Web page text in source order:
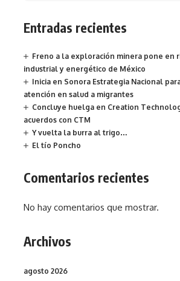
Entradas recientes
Freno a la exploración minera pone en
industrial y energético de México
Inicia en Sonora Estrategia Nacional
atención en salud a migrantes
Concluye huelga en Creation
acuerdos con CTM
Y vuelta la burra al trigo…
El tío Poncho
Comentarios recientes
No hay comentarios que mostrar.
Archivos
agosto 2026